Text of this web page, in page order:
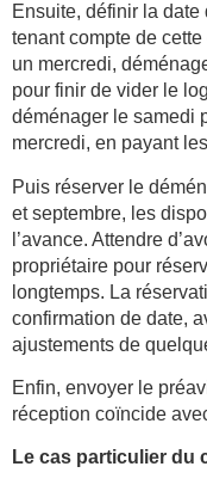
Ensuite, définir la
tenant compte de
un mercredi,
pour finir de vider le
déménager le samedi
mercredi, en payant
Puis réserver le
et septembre, les
l’avance. Attendre
propriétaire pour
longtemps. La
confirmation de date,
ajustements de
Enfin, envoyer le
réception coïncide
Le cas particulier du